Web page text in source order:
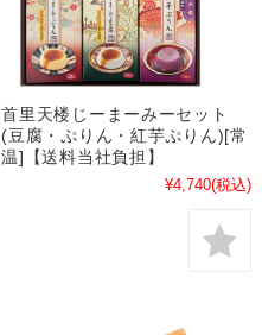
首里天楼じーまーみーセット
(豆腐・ぷりん・紅芋ぷりん)[常
温]【送料当社負担】
¥4,740(税込)